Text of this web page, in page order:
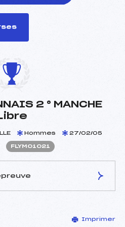
2 ° MANCHE
Hommes 27/02/05
FLYM01021
BOURY PIERRE (LY)
Imprimer